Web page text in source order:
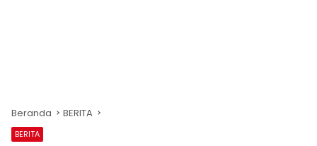
Beranda BERITA
BERITA